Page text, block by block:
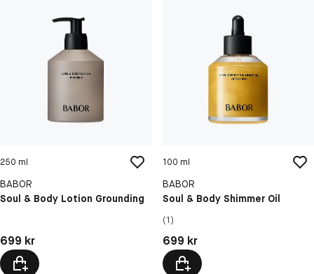
250 ml
BABOR
Soul & Body Lotion Grounding
Pris: 699 kr
699 kr
100 ml
BABOR
Soul & Body Shimmer Oil
(1)
Pris: 699 kr
699 kr